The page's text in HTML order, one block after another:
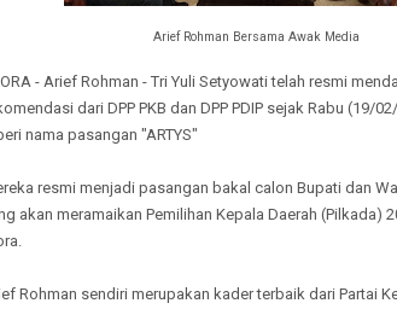
Arief Rohman Bersama Awak Media
- Arief Rohman - Tri Yuli Setyowati telah resmi
dari DPP PKB dan DPP PDIP sejak Rabu (19/
nama pasangan "ARTYS"
resmi menjadi pasangan bakal calon Bupati dan
akan meramaikan Pemilihan Kepala Daerah (Pilkada)
Rohman sendiri merupakan kader terbaik dari Partai